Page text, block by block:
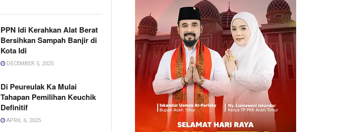
PPN Idi Kerahkan Alat Berat
Bersihkan Sampah Banjir di
Kota Idi
DECEMBER 5, 2025
Di Peureulak Ka Mulai
Tahapan Pemilihan Keuchik
Definitif
APRIL 6, 2025